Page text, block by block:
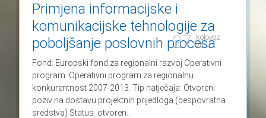
27.kolovoz
2014.
Primjena informacijske i
komunikacijske tehnologije za
poboljšanje poslovnih procesa
Fond: Europski fond za regionalni razvoj Operativni
program: Operativni program za regionalnu
konkurentnost 2007-2013. Tip natječaja: Otvoreni
poziv na dostavu projektnih prijedloga (bespovratna
sredstva) Status: otvoren...